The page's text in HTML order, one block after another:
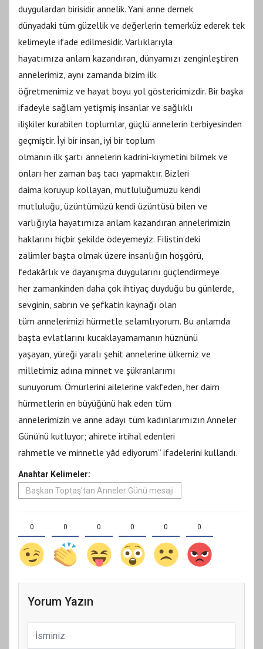
duygulardan birisidir annelik. Yani anne demek
dünyadaki tüm güzellik ve değerlerin temerküz ederek tek
kelimeyle ifade edilmesidir. Varlıklarıyla
hayatımıza anlam kazandıran, dünyamızı zenginleştiren
annelerimiz, aynı zamanda bizim ilk
öğretmenimiz ve hayat boyu yol göstericimizdir. Bir başka
ifadeyle sağlam yetişmiş insanlar ve sağlıklı
ilişkiler kurabilen toplumlar, güçlü annelerin terbiyesinden
geçmiştir. İyi bir insan, iyi bir toplum
olmanın ilk şartı annelerin kadrini-kıymetini bilmek ve
onları her zaman baş tacı yapmaktır. Bizleri
daima koruyup kollayan, mutluluğumuzu kendi
mutluluğu, üzüntümüzü kendi üzüntüsü bilen ve
varlığıyla hayatımıza anlam kazandıran annelerimizin
haklarını hiçbir şekilde ödeyemeyiz. Filistin’deki
zalimler başta olmak üzere insanlığın hoşgörü,
fedakârlık ve dayanışma duygularını güçlendirmeye
her zamankinden daha çok ihtiyaç duyduğu bu günlerde,
sevginin, sabrın ve şefkatin kaynağı olan
tüm annelerimizi hürmetle selamlıyorum. Bu anlamda
başta evlatlarını kucaklayamamanın hüznünü
yaşayan, yüreği yaralı şehit annelerine ülkemiz ve
milletimiz adına minnet ve şükranlarımı
sunuyorum. Ömürlerini ailelerine vakfeden, her daim
hürmetlerin en büyüğünü hak eden tüm
annelerimizin ve anne adayı tüm kadınlarımızın Anneler
Günü’nü kutluyor; ahirete irtihal edenleri
rahmetle ve minnetle yâd ediyorum” ifadelerini kullandı.
Anahtar Kelimeler:
Başkan Toptaş’tan Anneler Günü mesajı
0 0 0 0 0 0
Yorum Yazın